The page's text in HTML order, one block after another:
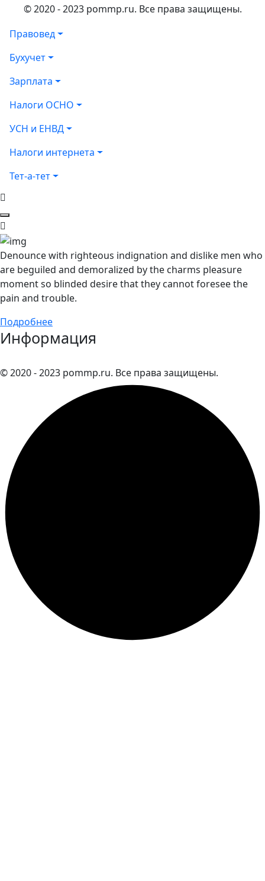
© 2020 - 2023 pommp.ru. Все права защищены.
Правовед
Бухучет
Зарплата
Налоги ОСНО
УСН и ЕНВД
Налоги интернета
Тет-а-тет
Denounce with righteous indignation and dislike men who
are beguiled and demoralized by the charms pleasure
moment so blinded desire that they cannot foresee the
pain and trouble.
Подробнее
Информация
© 2020 - 2023 pommp.ru. Все права защищены.